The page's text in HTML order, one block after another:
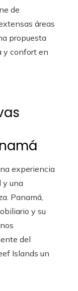
de
áreas
propuesta
y confort en
experiencia
y una
Panamá,
y su
del
Islands un